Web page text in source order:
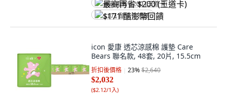
最高再省 $200 (王道卡)
$171 酷澎幣回饋
icon 愛康 透芯涼感棉 護墊 Care
Bears 聯名款, 48套, 20片, 15.5cm
折扣後價格 23%$2,640
$2,032
($2.12/1入)